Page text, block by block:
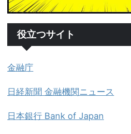
役立つサイト
金融庁
日経新聞 金融機関ニュース
日本銀行 Bank of Japan